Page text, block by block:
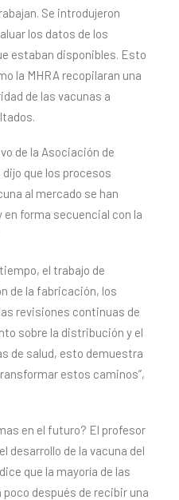
Se introdujeron
los datos de los
estaban disponibles. Esto
la MHRA recopilaran una
de las vacunas a
de la Asociación de
que los procesos
al mercado se han
forma secuencial con la
el trabajo de
de la fabricación, los
revisiones continuas de
sobre la distribución y el
de salud, esto demuestra
estos caminos”,
en el futuro? El profesor
desarrollo de la vacuna del
que la mayoría de las
después de recibir una